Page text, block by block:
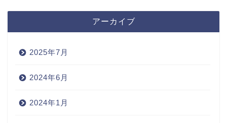
アーカイブ
2025年7月
2024年6月
2024年1月